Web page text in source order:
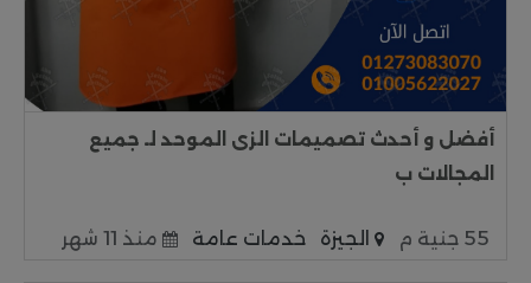
أفضل و أحدث تصميمات الزى الموحد لـ جميع
المجالات ب
55 جنية م الجيزة خدمات عامة منذ 11 شهر